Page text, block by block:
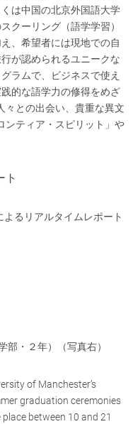
くは中国の北京外国語大学
クーリング（語学学習）
、希望者には現地での自
が認められるユニークな
ラムで、ビジネスで使え
践的な語学力の修得をめざ
々との出会い、貴重な異文
ンティア・スピリット」や
ト
るリアルタイムレポート
・２年）（写真右）
of Manchester’s
graduation ceremonies
place between 10 and 21